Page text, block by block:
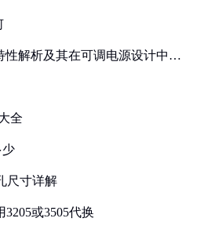
性解析及其在可调电源设计中的
全
少
尺寸详解
或3505代换